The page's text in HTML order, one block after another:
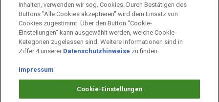
Verkauf und Versand durch:
Verkauf Gutscheine durch:
Sicher einkaufen
Prämien Impressum
Prämien Datenschutz
Inhalten, verwenden wir sog. Cookies. Durch Bestätigen des
Buttons "Alle Cookies akzeptieren" wird dem Einsatz von
Cookies zugestimmt. Über den Button "Cookie-
Einstellungen" kann ausgewählt werden, welche Cookie-
Kategorien zugelassen sind. Weitere Informationen sind in
Ziffer 4 unserer Datenschutzhinweise zu finden.
Impressum
Cookie-Einstellungen